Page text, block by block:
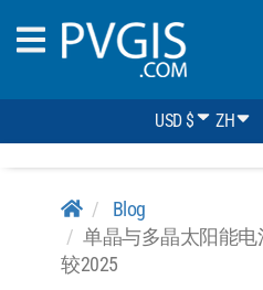
USD $ ZH
Blog
单晶与多晶太阳能
较2025